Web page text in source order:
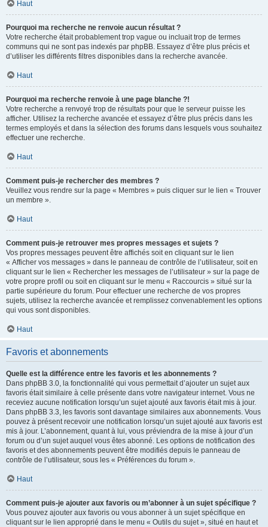
Haut
Pourquoi ma recherche ne renvoie aucun résultat ?
Votre recherche était probablement trop vague ou incluait trop de termes
communs qui ne sont pas indexés par phpBB. Essayez d’être plus précis et
d’utiliser les différents filtres disponibles dans la recherche avancée.
Haut
Pourquoi ma recherche renvoie à une page blanche ?!
Votre recherche a renvoyé trop de résultats pour que le serveur puisse les
afficher. Utilisez la recherche avancée et essayez d’être plus précis dans les
termes employés et dans la sélection des forums dans lesquels vous souhaitez
effectuer une recherche.
Haut
Comment puis-je rechercher des membres ?
Veuillez vous rendre sur la page « Membres » puis cliquer sur le lien « Trouver
un membre ».
Haut
Comment puis-je retrouver mes propres messages et sujets ?
Vos propres messages peuvent être affichés soit en cliquant sur le lien
« Afficher vos messages » dans le panneau de contrôle de l’utilisateur, soit en
cliquant sur le lien « Rechercher les messages de l’utilisateur » sur la page de
votre propre profil ou soit en cliquant sur le menu « Raccourcis » situé sur la
partie supérieure du forum. Pour effectuer une recherche de vos propres
sujets, utilisez la recherche avancée et remplissez convenablement les options
qui vous sont disponibles.
Haut
Favoris et abonnements
Quelle est la différence entre les favoris et les abonnements ?
Dans phpBB 3.0, la fonctionnalité qui vous permettait d’ajouter un sujet aux
favoris était similaire à celle présente dans votre navigateur internet. Vous ne
receviez aucune notification lorsqu’un sujet ajouté aux favoris était mis à jour.
Dans phpBB 3.3, les favoris sont davantage similaires aux abonnements. Vous
pouvez à présent recevoir une notification lorsqu’un sujet ajouté aux favoris est
mis à jour. L’abonnement, quant à lui, vous préviendra de la mise à jour d’un
forum ou d’un sujet auquel vous êtes abonné. Les options de notification des
favoris et des abonnements peuvent être modifiés depuis le panneau de
contrôle de l’utilisateur, sous les « Préférences du forum ».
Haut
Comment puis-je ajouter aux favoris ou m’abonner à un sujet spécifique ?
Vous pouvez ajouter aux favoris ou vous abonner à un sujet spécifique en
cliquant sur le lien approprié dans le menu « Outils du sujet », situé en haut et